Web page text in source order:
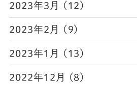
2023年3月 (12)
2023年2月 (9)
2023年1月 (13)
2022年12月 (8)